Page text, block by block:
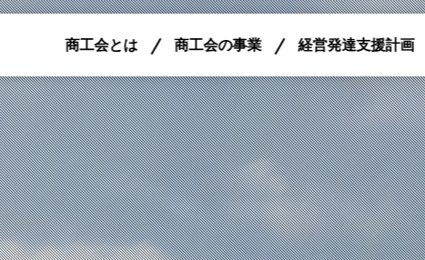
商工会とは 商工会の事業 経営発達支援計画